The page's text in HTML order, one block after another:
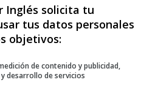
en
Inglés solicita tu
tus datos personales
objetivos:
de contenido y publicidad,
desarrollo de servicios